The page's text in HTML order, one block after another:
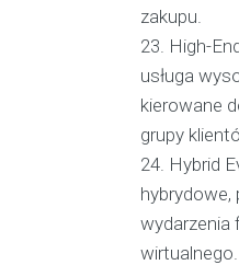
zakupu.
High-
usługa
kierowane
grupy
Hybrid
hybrydowe,
wydarzenia
wirtualnego.